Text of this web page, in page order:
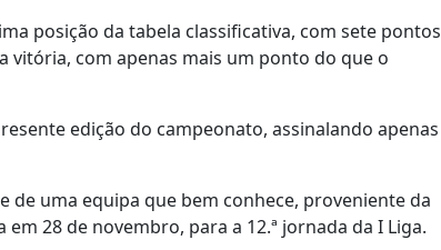
posição da tabela classificativa, com sete pontos
com apenas mais um ponto do que o
edição do campeonato, assinalando apenas
de uma equipa que bem conhece, proveniente da
28 de novembro, para a 12.ª jornada da I Liga.